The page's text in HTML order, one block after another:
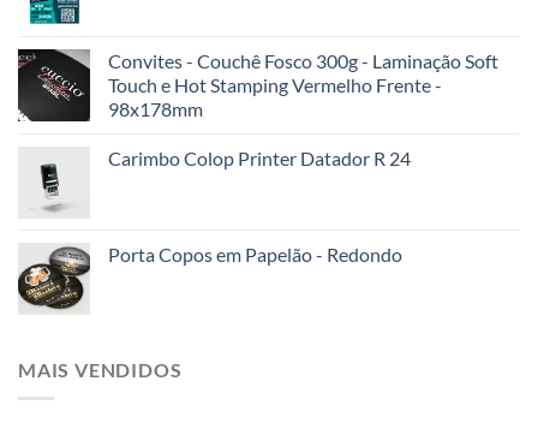
Convites - Couchê Fosco 300g - Laminação Soft
Touch e Hot Stamping Vermelho Frente -
98x178mm
Carimbo Colop Printer Datador R 24
Porta Copos em Papelão - Redondo
MAIS VENDIDOS